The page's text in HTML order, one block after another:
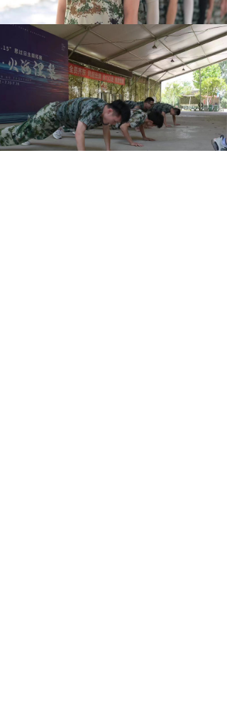
낀
返回首页
끅
一键拔号
뀴
建筑资质